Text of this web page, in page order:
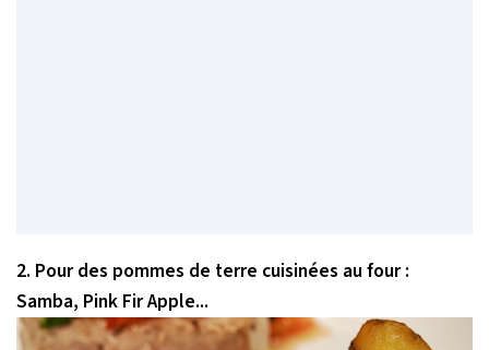
2. Pour des pommes de terre cuisinées au four :
Samba, Pink Fir Apple...